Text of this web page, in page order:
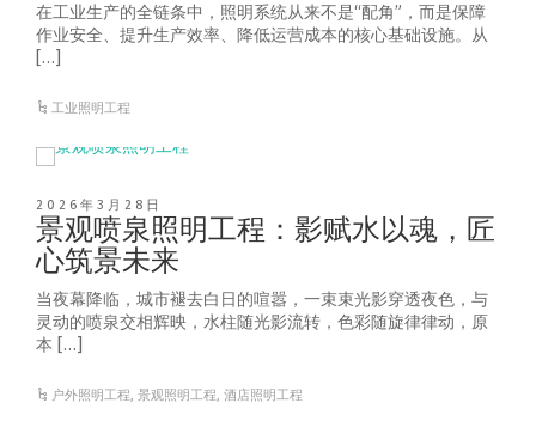
在工业生产的全链条中，照明系统从来不是“配角”，而是保障
作业安全、提升生产效率、降低运营成本的核心基础设施。从
[…]
工业照明工程
2026年3月28日
景观喷泉照明工程：影赋水以魂，匠
心筑景未来
当夜幕降临，城市褪去白日的喧嚣，一束束光影穿透夜色，与
灵动的喷泉交相辉映，水柱随光影流转，色彩随旋律律动，原
本 […]
户外照明工程,景观照明工程,酒店照明工程